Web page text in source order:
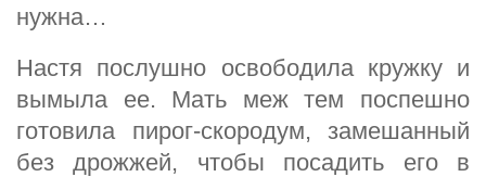
нужна…
Настя послушно освободила кружку и
вымыла ее. Мать меж тем поспешно
готовила пирог-скородум, замешанный
без дрожжей, чтобы посадить его в